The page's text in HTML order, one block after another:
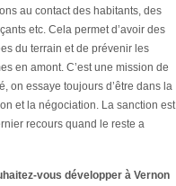
au contact des habitants, des
etc. Cela permet d’avoir des
du terrain et de prévenir les
en amont. C’est une mission de
on essaye toujours d’être dans la
et la négociation. La sanction est
recours quand le reste a
vous développer à Vernon